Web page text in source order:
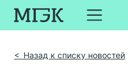
< Назад к списку новостей